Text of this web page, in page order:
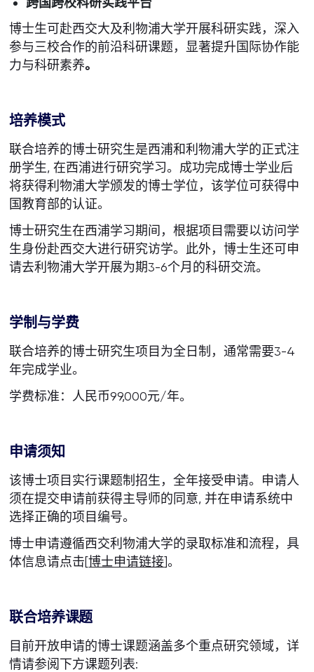
博士生可赴西交大及利物浦大学开展科研实践，深入
参与三校合作的前沿科研课题，显著提升国际协作能
力与科研素养。
培养模式
联合培养的博士研究生是西浦和利物浦大学的正式注
册学生, 在西浦进行研究学习。成功完成博士学业后
将获得利物浦大学颁发的博士学位，该学位可获得中
国教育部的认证。
博士研究生在西浦学习期间，根据项目需要以访问学
生身份赴西交大进行研究访学。此外，博士生还可申
请去利物浦大学开展为期3-6个月的科研交流。
学制与学费
联合培养的博士研究生项目为全日制，通常需要3-4
年完成学业。
学费标准：人民币99,000元/年。
申请须知
该博士项目实行课题制招生，全年接受申请。申请人
须在提交申请前获得主导师的同意, 并在申请系统中
选择正确的项目编号。
博士申请遵循西交利物浦大学的录取标准和流程，具
体信息请点击[博士申请链接]。
联合培养课题
目前开放申请的博士课题涵盖多个重点研究领域，详
情请参阅下方课题列表: